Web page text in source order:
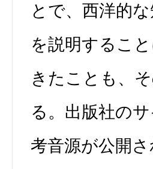
とで、西洋的
を説明するこ
きたことも、
る。出版社の
考音源が公開